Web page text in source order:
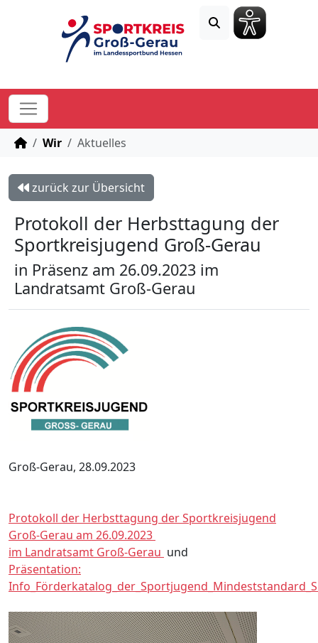
STARTSEITE
Wir Aktuelles
zurück zur Übersicht
Protokoll der Herbsttagung der
Sportkreisjugend Groß-Gerau
in Präsenz am 26.09.2023 im
Landratsamt Groß-Gerau
Groß-Gerau, 28.09.2023
Protokoll der Herbsttagung der Sportkreisjugend
Groß-Gerau am 26.09.2023
im Landratsamt Groß-Gerau und
Präsentation: